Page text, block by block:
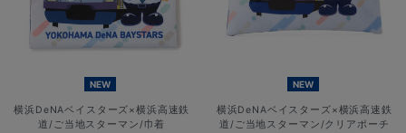
NEW
横浜DeNAベイスターズ×横浜高速鉄
道/ご当地スターマン/巾着
NEW
横浜DeNAベイスターズ×横浜高速鉄
道/ご当地スターマン/クリアポーチ